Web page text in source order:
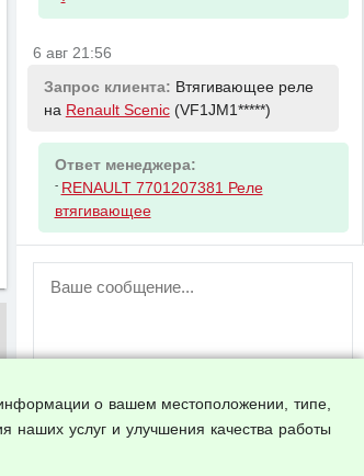
о вашем местоположении, типе,
наших услуг и улучшения качества работы
6 авг 21:56
Запрос клиента: Втягивающее реле
на Renault Scenic(VF1JM1*****)
Ответ менеджера:
- RENAULT 7701207381 Реле
втягивающее
ВНИМАНИЕ!
пользователей временно отключена!
аккаунт.